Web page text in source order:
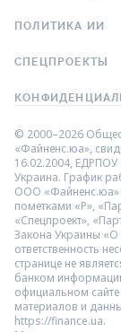
ПОЛИТИКА ИИ
СПЕЦПРОЕКТЫ
© 2000–2026
«Файненс.юа»,
16.02.2004, ЕДРПОУ
Украина. График
ООО «Файненс.юа»
пометками «Р»,
«Спецпроект»,
Закона Украины «О
ответственность
странице не
банком
официальном
материалов и
https://finance.ua.